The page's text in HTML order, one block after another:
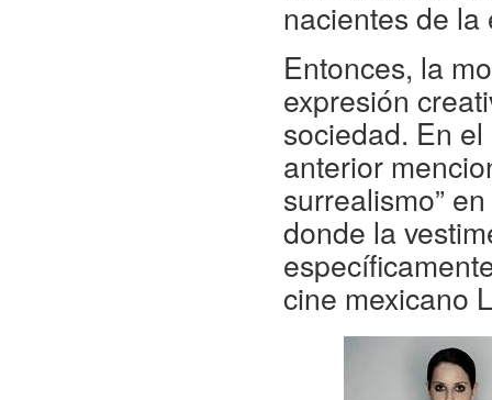
nacientes de
Entonces, la
expresión
sociedad. En
anterior
surrealismo”
donde la
cine mexicano